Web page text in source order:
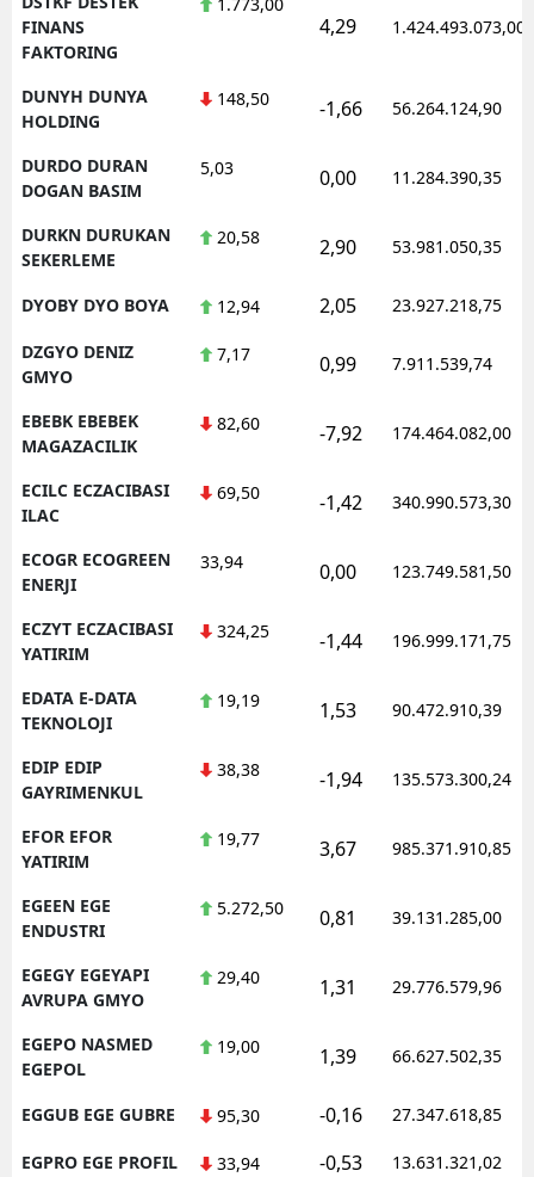
FINANS
FAKTORING
4,29 1.424.493.073,00
DUNYH DUNYA
HOLDING
148,50 -1,66 56.264.124,90
DURDO DURAN
DOGAN BASIM
5,03 0,00 11.284.390,35
DURKN DURUKAN
SEKERLEME
20,58 2,90 53.981.050,35
DYOBY DYO BOYA 12,94 2,05 23.927.218,75
DZGYO DENIZ
GMYO
7,17 0,99 7.911.539,74
EBEBK EBEBEK
MAGAZACILIK
82,60 -7,92 174.464.082,00
ECILC ECZACIBASI
ILAC
69,50 -1,42 340.990.573,30
ECOGR ECOGREEN
ENERJI
33,94 0,00 123.749.581,50
ECZYT ECZACIBASI
YATIRIM
324,25 -1,44 196.999.171,75
EDATA E-DATA
TEKNOLOJI
19,19 1,53 90.472.910,39
EDIP EDIP
GAYRIMENKUL
38,38 -1,94 135.573.300,24
EFOR EFOR
YATIRIM
19,77 3,67 985.371.910,85
EGEEN EGE
ENDUSTRI
5.272,50 0,81 39.131.285,00
EGEGY EGEYAPI
AVRUPA GMYO
29,40 1,31 29.776.579,96
EGEPO NASMED
EGEPOL
19,00 1,39 66.627.502,35
EGGUB EGE GUBRE 95,30 -0,16 27.347.618,85
EGPRO EGE PROFIL 33,94 -0,53 13.631.321,02